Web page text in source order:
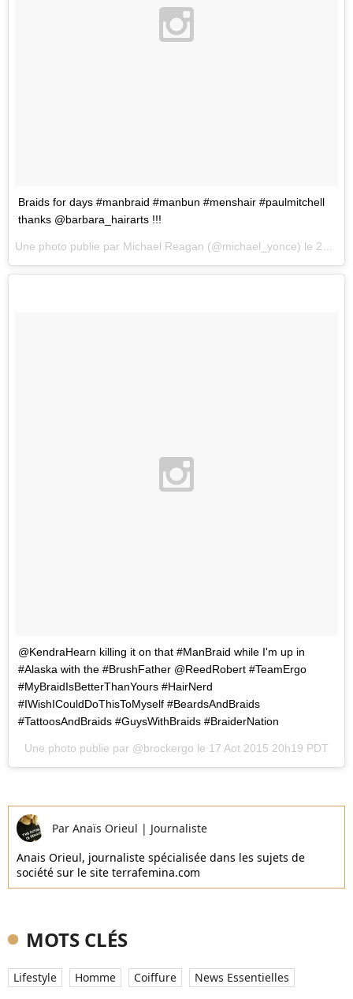
Braids for days #manbraid #manbun #menshair #paulmitchell
thanks @barbara_hairarts !!!
Une photo publie par Michael Reagan (@michael_yonce) le 27 Aot 2015 14h30 PDT
@KendraHearn killing it on that #ManBraid while I'm up in
#Alaska with the #BrushFather @ReedRobert #TeamErgo
#MyBraidIsBetterThanYours #HairNerd
#IWishICouldDoThisToMyself #BeardsAndBraids
#TattoosAndBraids #GuysWithBraids #BraiderNation
Une photo publie par @brockergo le 17 Aot 2015 20h19 PDT
Par Anaïs Orieul | Journaliste
Anais Orieul, journaliste spécialisée dans les sujets de
société sur le site terrafemina.com
MOTS CLÉS
Lifestyle Homme Coiffure News Essentielles